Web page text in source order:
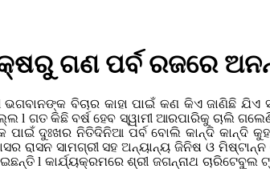
ଗଣ ପର୍ବ ରଜରେ
ବିଚାର କାହା ପାଇଁ କଣ କିଏ ଜାଣିଛି ଯିଏ
କିଛି ବର୍ଷ ହେବ ସ୍ୱାମୀ ଆରପାରିକୁ ଚାଲି ଗଲେଣି,
ଦୁଃଖର ନିତିଦିନିଆ ପର୍ବ ବୋଲି କାନ୍ଦି କାନ୍ଦି
ରାସନ ସାମଗ୍ରୀ ସହ ଅନ୍ୟାନ୍ୟ ଜିନିଷ ଓ
l କାର୍ଯ୍ୟକ୍ରମରେ ଶ୍ରୀ ଜଗନ୍ନାଥ ଚାରିଟେବୁଲ